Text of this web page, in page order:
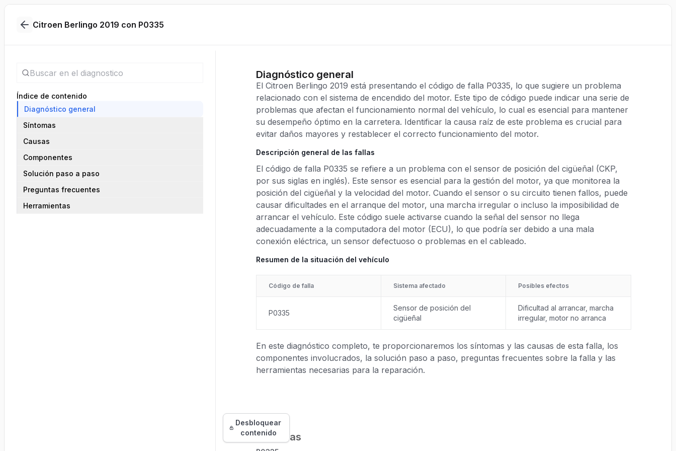
Citroen Berlingo 2019 con P0335
Índice de contenido
Diagnóstico general
Síntomas
Causas
Componentes
Solución paso a paso
Preguntas frecuentes
Herramientas
Diagnóstico general
El Citroen Berlingo 2019 está presentando el código de falla P0335, lo que sugiere un problema
relacionado con el sistema de encendido del motor. Este tipo de código puede indicar una serie de
problemas que afectan el funcionamiento normal del vehículo, lo cual es esencial para mantener
su desempeño óptimo en la carretera. Identificar la causa raíz de este problema es crucial para
evitar daños mayores y restablecer el correcto funcionamiento del motor.
Descripción general de las fallas
El código de falla P0335 se refiere a un problema con el sensor de posición del cigüeñal (CKP,
por sus siglas en inglés). Este sensor es esencial para la gestión del motor, ya que monitorea la
posición del cigüeñal y la velocidad del motor. Cuando el sensor o su circuito tienen fallos, puede
causar dificultades en el arranque del motor, una marcha irregular o incluso la imposibilidad de
arrancar el vehículo. Este código suele activarse cuando la señal del sensor no llega
adecuadamente a la computadora del motor (ECU), lo que podría ser debido a una mala
conexión eléctrica, un sensor defectuoso o problemas en el cableado.
Resumen de la situación del vehículo
Código de falla Sistema afectado Posibles efectos
P0335
Sensor de posición del
cigüeñal
Dificultad al arrancar, marcha
irregular, motor no arranca
En este diagnóstico completo, te proporcionaremos los síntomas y las causas de esta falla, los
componentes involucrados, la solución paso a paso, preguntas frecuentes sobre la falla y las
herramientas necesarias para la reparación.
Síntomas
Desbloquear
contenido